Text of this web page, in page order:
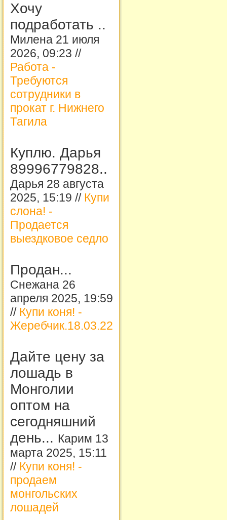
Хочу
подработать ..
Милена 21 июля
2026, 09:23 //
Работа -
Требуются
сотрудники в
прокат г. Нижнего
Тагила
Куплю. Дарья
89996779828..
Дарья 28 августа
2025, 15:19 // Купи
слона! -
Продается
выездковое седло
Продан...
Снежана 26
апреля 2025, 19:59
// Купи коня! -
Жеребчик.18.03.22
Дайте цену за
лошадь в
Монголии
оптом на
сегодняшний
день... Карим 13
марта 2025, 15:11
// Купи коня! -
продаем
монгольских
лошадей